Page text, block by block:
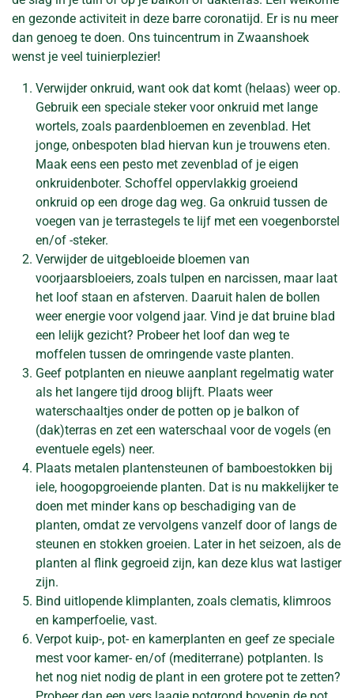
en gezonde activiteit in deze barre coronatijd. Er is nu meer
dan genoeg te doen. Ons tuincentrum in Zwaanshoek
wenst je veel tuinierplezier!
Verwijder onkruid, want ook dat komt (helaas) weer op.
Gebruik een speciale steker voor onkruid met lange
wortels, zoals paardenbloemen en zevenblad. Het
jonge, onbespoten blad hiervan kun je trouwens eten.
Maak eens een pesto met zevenblad of je eigen
onkruidenboter. Schoffel oppervlakkig groeiend
onkruid op een droge dag weg. Ga onkruid tussen de
voegen van je terrastegels te lijf met een voegenborstel
en/of -steker.
Verwijder de uitgebloeide bloemen van
voorjaarsbloeiers, zoals tulpen en narcissen, maar laat
het loof staan en afsterven. Daaruit halen de bollen
weer energie voor volgend jaar. Vind je dat bruine blad
een lelijk gezicht? Probeer het loof dan weg te
moffelen tussen de omringende vaste planten.
Geef potplanten en nieuwe aanplant regelmatig water
als het langere tijd droog blijft. Plaats weer
waterschaaltjes onder de potten op je balkon of
(dak)terras en zet een waterschaal voor de vogels (en
eventuele egels) neer.
Plaats metalen plantensteunen of bamboestokken bij
iele, hoogopgroeiende planten. Dat is nu makkelijker te
doen met minder kans op beschadiging van de
planten, omdat ze vervolgens vanzelf door of langs de
steunen en stokken groeien. Later in het seizoen, als de
planten al flink gegroeid zijn, kan deze klus wat lastiger
zijn.
Bind uitlopende klimplanten, zoals clematis, klimroos
en kamperfoelie, vast.
Verpot kuip-, pot- en kamerplanten en geef ze speciale
mest voor kamer- en/of (mediterrane) potplanten. Is
het nog niet nodig de plant in een grotere pot te zetten?